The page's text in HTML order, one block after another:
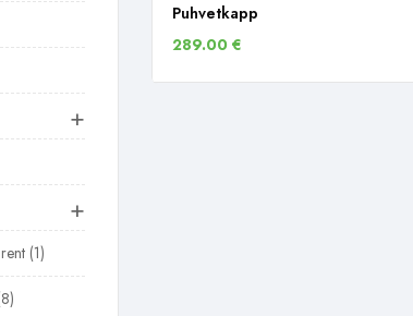
+
+
1
8
Puhvetkapp
289.00 €